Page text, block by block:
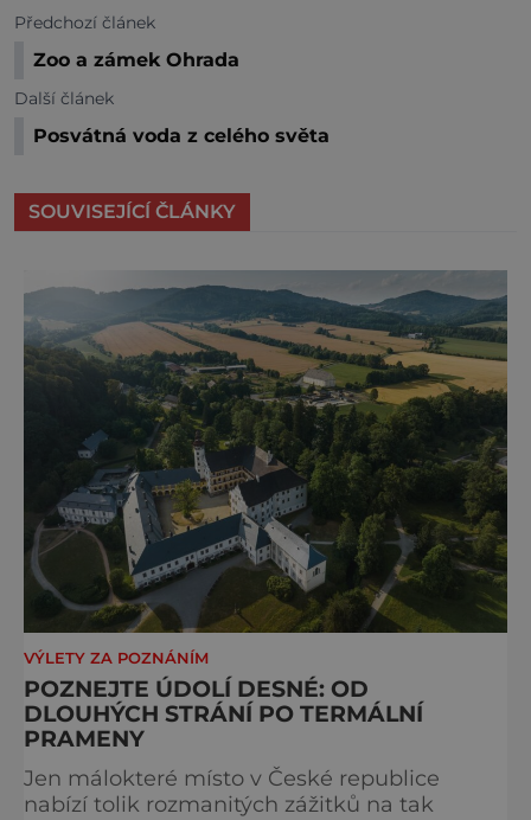
Předchozí článek
Zoo a zámek Ohrada
Další článek
Posvátná voda z celého světa
SOUVISEJÍCÍ ČLÁNKY
VÝLETY ZA POZNÁNÍM
POZNEJTE ÚDOLÍ DESNÉ: OD
DLOUHÝCH STRÁNÍ PO TERMÁLNÍ
PRAMENY
Jen málokteré místo v České republice
nabízí tolik rozmanitých zážitků na tak